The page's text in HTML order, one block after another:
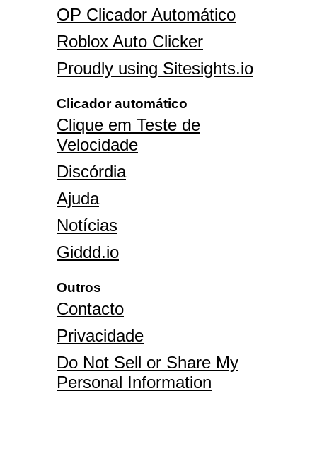
OP Clicador Automático
Roblox Auto Clicker
Proudly using Sitesights.io
Clicador automático
Clique em Teste de
Velocidade
Discórdia
Ajuda
Notícias
Giddd.io
Outros
Contacto
Privacidade
Do Not Sell or Share My
Personal Information